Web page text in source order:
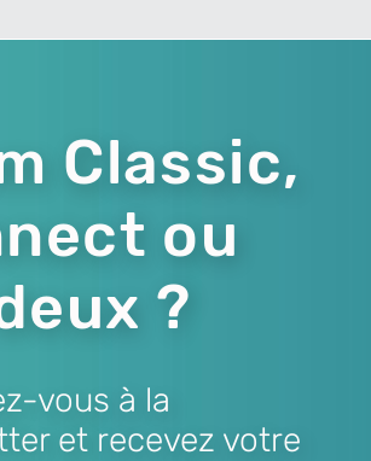
Classic,
ou
?
vous à la
et recevez votre